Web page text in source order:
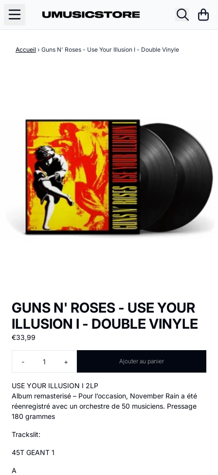
Accueil › Guns N' Roses - Use Your Illusion I - Double Vinyle
GUNS N' ROSES - USE YOUR
ILLUSION I - DOUBLE VINYLE
€33,99
- + Ajouter au panier
USE YOUR ILLUSION I 2LP
Album remasterisé – Pour l’occasion, November Rain a été
réenregistré avec un orchestre de 50 musiciens. Pressage
180 grammes
Trackslit:
45T GEANT 1
A